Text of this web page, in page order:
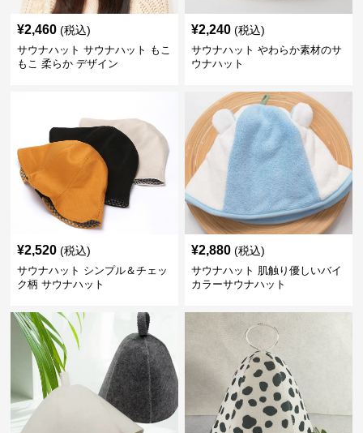
¥2,460 (税込)
サウナハット サウナハット もこ
もこ 柔らか デザイン
¥2,240 (税込)
サウナハット やわらか素材のサ
ウナハット
¥2,520 (税込)
サウナハット シンプル＆チェッ
ク柄 サウナハット
¥2,880 (税込)
サウナハット 肌触り優しいバイ
カラーサウナハット